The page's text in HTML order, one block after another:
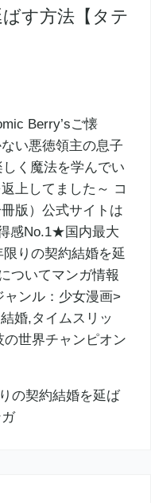
す方法【タテ
Berry’sご懐
い悪徳領主の息子
く魔法を学んでい
上してました～ コ
版）公式サイトは
感No.1★国内最大
りの契約結婚を延
ついてマンガ情報
ャンル：少女漫画>
婚,タイムスリッ
世界チャンピオン